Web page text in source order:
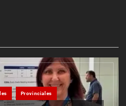
Provinciales